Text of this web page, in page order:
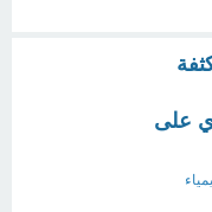
على